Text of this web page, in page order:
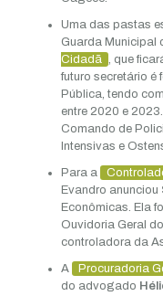
Uma das pastas
Guarda Municipal
Cidadã , que
futuro secretário é
Pública, tendo
entre 2020 e
Comando de
Intensivas e
Para a
Evandro anunciou
Econômicas. Ela
Ouvidoria Geral
controladora da
A Procuradoria
do advogado